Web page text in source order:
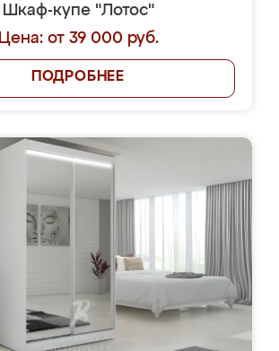
Шкаф-купе "Лотос"
Цена: от 39 000 руб.
ПОДРОБНЕЕ